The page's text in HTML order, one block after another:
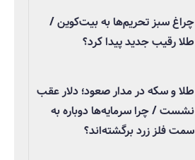
چراغ سبز تحریم‌ها به بیت‌کوین /
طلا رقیب جدید پیدا کرد؟
طلا و سکه در مدار صعود؛ دلار عقب
نشست / چرا سرمایه‌ها دوباره به
سمت فلز زرد برگشته‌اند؟